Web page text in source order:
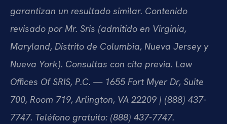
garantizan un resultado similar. Contenido
revisado por Mr. Sris (admitido en Virginia,
Maryland, Distrito de Columbia, Nueva Jersey y
Nueva York). Consultas con cita previa. Law
Offices Of SRIS, P.C. — 1655 Fort Myer Dr, Suite
700, Room 719, Arlington, VA 22209 | (888) 437-
7747. Teléfono gratuito: (888) 437-7747.